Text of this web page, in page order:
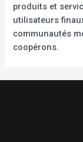
produits et
utilisateurs
communautés
coopérons.